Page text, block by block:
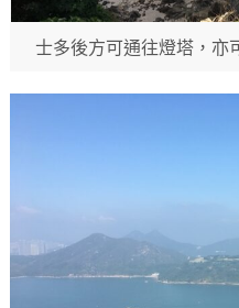
士多後方可通往燈塔，亦